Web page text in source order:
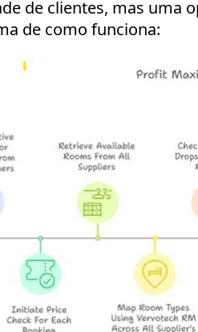
de clientes, mas uma
de como funciona: